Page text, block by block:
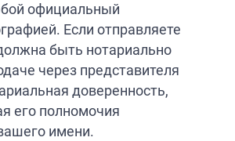
официальный
Если отправляете
быть нотариально
через представителя
доверенность,
его полномочия
имени.